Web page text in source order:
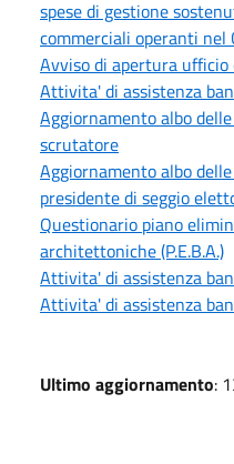
spese di gestione
commerciali operanti nel
Avviso di apertura
Attivita' di assistenza
Aggiornamento albo
scrutatore
Aggiornamento albo
presidente di seggio
Questionario piano
architettoniche (P.E.B.A.)
Attivita' di assistenza
Attivita' di assistenza
Ultimo aggiornamento: